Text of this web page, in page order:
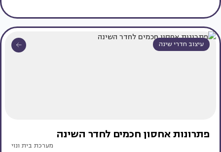
עיצוב חדרי שינה
פתרונות אחסון חכמים לחדר השינה
מערכת בית ונוי